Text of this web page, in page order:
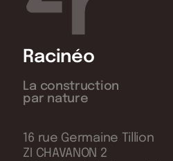
Racinéo
La construction
par nature
16 rue Germaine Tillion
ZI CHAVANON 2